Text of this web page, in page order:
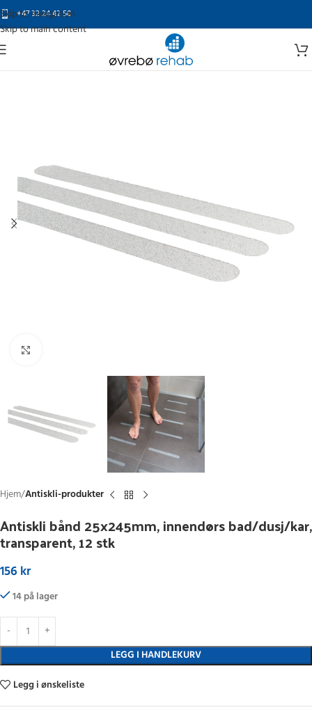
Skip to navigation
Skip to main content
+47 32 24 42 50
Hjem Antiskli-produkter
Antiskli bånd 25x245mm, innendørs bad/dusj/kar,
transparent, 12 stk
156 kr
14 på lager
LEGG I HANDLEKURV
Legg i ønskeliste